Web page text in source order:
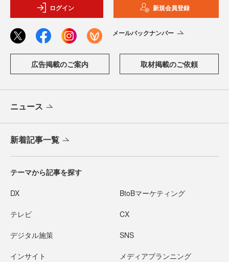
ログイン 新規会員登録
メールバックナンバー
広告掲載のご案内 取材掲載のご依頼
ニュース
新着記事一覧
テーマから記事を探す
DX BtoBマーケティング
テレビ CX
デジタル施策 SNS
インサイト メディアプランニング